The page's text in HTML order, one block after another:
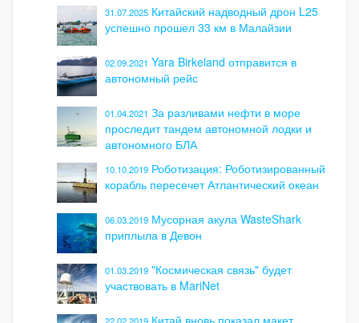
31.07.2025 Китайский надводный дрон L25
успешно прошел 33 км в Малайзии
02.09.2021 Yara Birkeland отправится в
автономный рейс
01.04.2021 За разливами нефти в море
проследит тандем автономной лодки и
автономного БЛА
10.10.2019 Роботизация: Роботизированный
корабль пересечет Атлантический океан
06.03.2019 Мусорная акула WasteShark
приплыла в Девон
01.03.2019 "Космическая связь" будет
участвовать в MariNet